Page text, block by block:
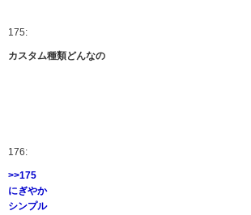
175:
カスタム種類どんなの
176:
>>175
にぎやか
シンプル